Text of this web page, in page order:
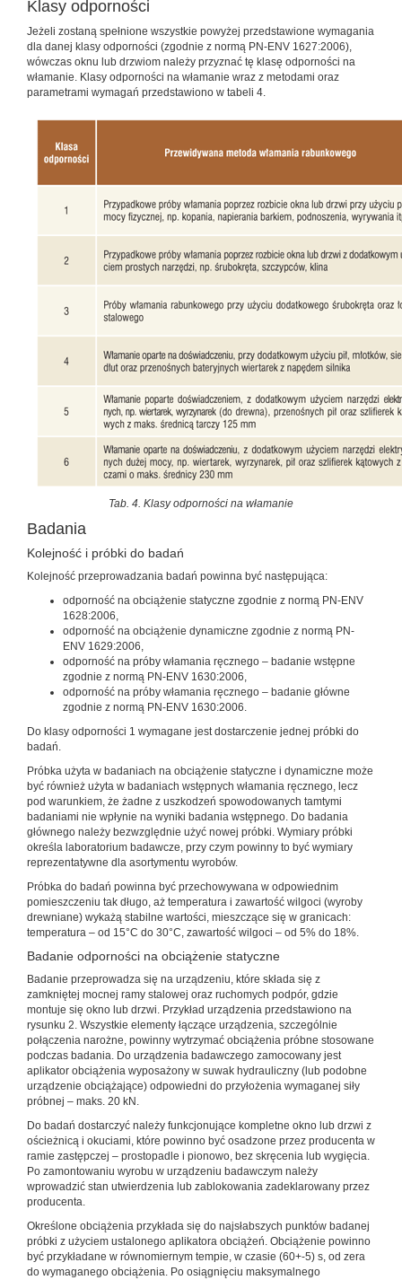
Klasy odporności
Jeżeli zostaną spełnione wszystkie powyżej przedstawione wymagania
dla danej klasy odporności (zgodnie z normą PN-ENV 1627:2006),
wówczas oknu lub drzwiom należy przyznać tę klasę odporności na
włamanie. Klasy odporności na włamanie wraz z metodami oraz
parametrami wymagań przedstawiono w tabeli 4.
Tab. 4. Klasy odporności na włamanie
Badania
Kolejność i próbki do badań
Kolejność przeprowadzania badań powinna być następująca:
odporność na obciążenie statyczne zgodnie z normą PN-ENV
1628:2006,
odporność na obciążenie dynamiczne zgodnie z normą PN-
ENV 1629:2006,
odporność na próby włamania ręcznego – badanie wstępne
zgodnie z normą PN-ENV 1630:2006,
odporność na próby włamania ręcznego – badanie główne
zgodnie z normą PN-ENV 1630:2006.
Do klasy odporności 1 wymagane jest dostarczenie jednej próbki do
badań.
Próbka użyta w badaniach na obciążenie statyczne i dynamiczne może
być również użyta w badaniach wstępnych włamania ręcznego, lecz
pod warunkiem, że żadne z uszkodzeń spowodowanych tamtymi
badaniami nie wpłynie na wyniki badania wstępnego. Do badania
głównego należy bezwzględnie użyć nowej próbki. Wymiary próbki
określa laboratorium badawcze, przy czym powinny to być wymiary
reprezentatywne dla asortymentu wyrobów.
Próbka do badań powinna być przechowywana w odpowiednim
pomieszczeniu tak długo, aż temperatura i zawartość wilgoci (wyroby
drewniane) wykażą stabilne wartości, mieszczące się w granicach:
temperatura – od 15°C do 30°C, zawartość wilgoci – od 5% do 18%.
Badanie odporności na obciążenie statyczne
Badanie przeprowadza się na urządzeniu, które składa się z
zamkniętej mocnej ramy stalowej oraz ruchomych podpór, gdzie
montuje się okno lub drzwi. Przykład urządzenia przedstawiono na
rysunku 2. Wszystkie elementy łączące urządzenia, szczególnie
połączenia narożne, powinny wytrzymać obciążenia próbne stosowane
podczas badania. Do urządzenia badawczego zamocowany jest
aplikator obciążenia wyposażony w suwak hydrauliczny (lub podobne
urządzenie obciążające) odpowiedni do przyłożenia wymaganej siły
próbnej – maks. 20 kN.
Do badań dostarczyć należy funkcjonujące kompletne okno lub drzwi z
ościeżnicą i okuciami, które powinno być osadzone przez producenta w
ramie zastępczej – prostopadle i pionowo, bez skręcenia lub wygięcia.
Po zamontowaniu wyrobu w urządzeniu badawczym należy
wprowadzić stan utwierdzenia lub zablokowania zadeklarowany przez
producenta.
Określone obciążenia przykłada się do najsłabszych punktów badanej
próbki z użyciem ustalonego aplikatora obciążeń. Obciążenie powinno
być przykładane w równomiernym tempie, w czasie (60+-5) s, od zera
do wymaganego obciążenia. Po osiągnięciu maksymalnego